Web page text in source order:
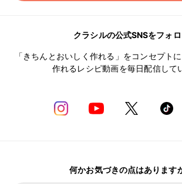
クラシルの公式SNSをフォ
「きちんとおいしく作れる」をコンセプト
作れるレシピ動画を毎日配信して
何かお気づきの点はあります